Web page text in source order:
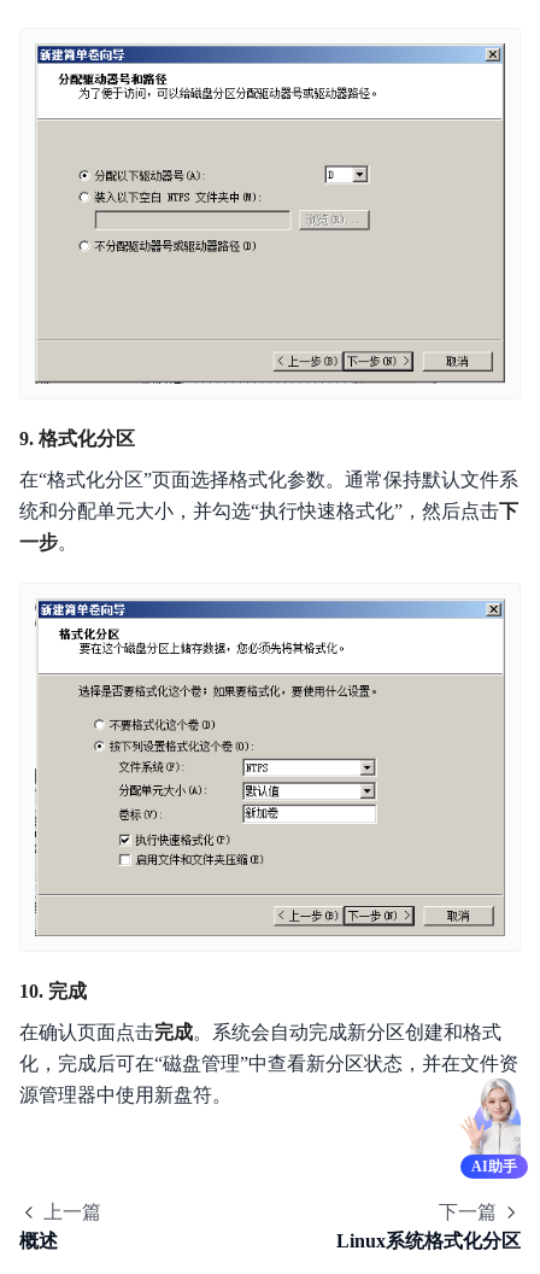
9. 格式化分区
在“格式化分区”页面选择格式化参数。通常保持默认文件系
统和分配单元大小，并勾选“执行快速格式化”，然后点击下
一步。
10. 完成
在确认页面点击完成。系统会自动完成新分区创建和格式
化，完成后可在“磁盘管理”中查看新分区状态，并在文件资
源管理器中使用新盘符。
上一篇
概述
下一篇
Linux系统格式化分区
AI助手